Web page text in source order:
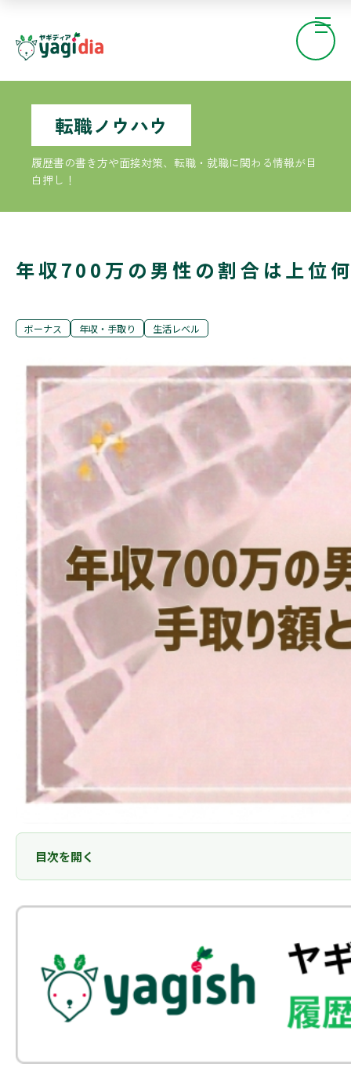
転職ノウハウ
履歴書の書き方や面接対策、転職・就職に関わる情報が目
白押し！
年収700万の男性の割合は上位
ボーナス 年収・手取り 生活レベル
目次を開く